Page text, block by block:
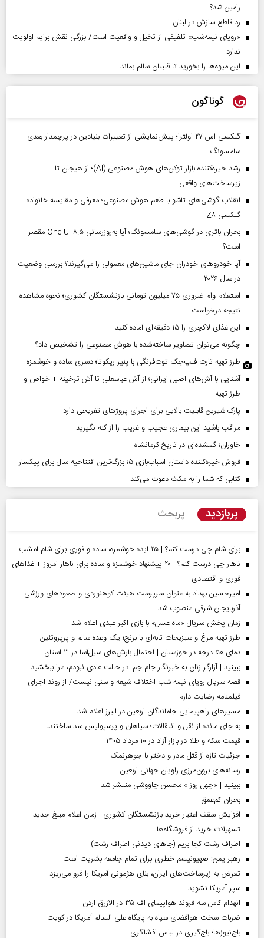
رامین شد؟
رد قاطع سازش در لبنان
«رویای نیمه‌شب» تلفیقی از تخیل و واقعیت است/ بزرگی نقش برایم اولویت
ندارد
این میوه‌ها را بخورید تا قلبتان سالم بماند
گوناگون
گلکسی اس ۲۷ اولترا؛ پیش‌نمایشی از تغییرات بنیادین در پرچمدار بعدی
سامسونگ
رشد خیره‌کننده بازار توکن‌های هوش مصنوعی (AI)؛ از هیجان تا
زیرساخت‌های واقعی
انقلاب گوشی‌های تاشو‌ با طعم هوش مصنوعی؛ معرفی و مقایسه خانواده
گلکسی Z۸
بحران باتری در گوشی‌های سامسونگ؛ آیا به‌روزرسانی One UI ۸.۵ مقصر
است؟
آیا خودروهای خودران جای ماشین‌های معمولی را می‌گیرند؟ بررسی وضعیت
در سال ۲۰۲۶
استعلام وام ضروری ۷۵ میلیون تومانی بازنشستگان کشوری؛ نحوه مشاهده
نتیجه درخواست
این غذای لاکچری را ۱۵ دقیقه‌ای آماده کنید
چگونه می‌توان تصاویر ساخته‌شده با هوش مصنوعی را تشخیص داد؟
طرز تهیه تارت فلپ‌جک توت‌فرنگی با پنیر ریکوتا؛ دسری ساده و خوشمزه
آشنایی با آش‌های اصیل ایرانی؛ از آش عباسعلی تا آش ترخینه + خواص و
طرز تهیه
پارک شیرین قابلیت‌ بالایی برای اجرای پروژهای تفریحی دارد
مراقب باشید این بیماری عجیب و غریب را از کنه نگیرید!
خاوران؛ گمشده‌ای در تاریخ کرمانشاه
فروش خیره‌کننده داستان اسباب‌بازی ۵؛ بزرگ‌ترین افتتاحیه سال برای پیکسار
کتابی که شما را به مکث دعوت می‌کند
پربازدید پربحث
برای شام چی درست کنم؟ | ۲۵ ایده خوشمزه، ساده و فوری برای شام امشب
ناهار چی درست کنم؟ | ۲۰ پیشنهاد خوشمزه و ساده برای ناهار امروز + غذاهای
فوری و اقتصادی
امیرحسین بهداد به عنوان سرپرست هیئت کوهنوردی و صعودهای ورزشی
آذربایجان شرقی منصوب شد
زمان پخش سریال «ماه عسل» با بازی اکبر عبدی اعلام شد
طرز تهیه مرغ و سبزیجات تابه‌ای با برنج؛ یک وعده سالم و پرپروتئین
دمای ۵۰ درجه در خوزستان | احتمال بارش‌های سیل‌آسا در ۳ استان
ببینید | آزارگر زنان به خبرنگار جام جم: در حالت عادی نبودم، مرا ببخشید
قصه سریال رویای نیمه شب اختلاف شیعه و سنی نیست/ از روند اجرای
فیلمنامه رضایت دارم
مسیر‌های راهپیمایی جاماندگان اربعین در البرز اعلام شد
به جای مانده از نقل و انتقالات؛ سپاهان و پرسپولیس سد ساختند!
قیمت سکه و طلا در بازار آزاد در ۱۰ مرداد ۱۴۰۵
جزئیات تازه از قتل مادر و دختر با جوهرنمک
رسانه‌های برون‌مرزی راویان جهانی اربعین
ببینید | «چهل روز » محسن چاووشی منتشر شد
بحران کم‌عمق
افزایش سقف اعتبار خرید بازنشستگان کشوری | زمان اعلام مبلغ جدید
تسهیلات خرید از فروشگاه‌ها
اطراف رشت کجا بریم (جاهای دیدنی اطراف رشت)
رهبر یمن: صهیونیسم خطری برای تمام جامعه بشریت است
تعرض به زیرساخت‌های ایران، بنای هژمونی آمریکا را فرو می‌ریزد
سپر آمریکا نشوید
انهدام کامل سه فروند هواپیمای اف ۳۵ در الازرق اردن
ضربات سخت هوافضای سپاه به پایگاه علی السالم آمریکا در کویت
باج‌نیوزها؛ باج‌گیری در لباس افشاگری